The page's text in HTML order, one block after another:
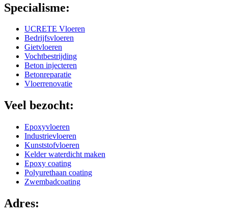
Specialisme:
UCRETE Vloeren
Bedrijfsvloeren
Gietvloeren
Vochtbestrijding
Beton injecteren
Betonreparatie
Vloerrenovatie
Veel bezocht:
Epoxyvloeren
Industrievloeren
Kunststofvloeren
Kelder waterdicht maken
Epoxy coating
Polyurethaan coating
Zwembadcoating
Adres: